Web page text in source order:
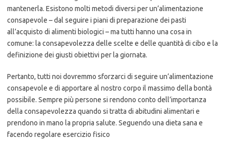
mantenerla. Esistono molti metodi diversi per un’alimentazione
consapevole – dal seguire i piani di preparazione dei pasti
all’acquisto di alimenti biologici – ma tutti hanno una cosa in
comune: la consapevolezza delle scelte e delle quantità di cibo e la
definizione dei giusti obiettivi per la giornata.
Pertanto, tutti noi dovremmo sforzarci di seguire un’alimentazione
consapevole e di apportare al nostro corpo il massimo della bontà
possibile. Sempre più persone si rendono conto dell’importanza
della consapevolezza quando si tratta di abitudini alimentari e
prendono in mano la propria salute. Seguendo una dieta sana e
facendo regolare esercizio fisico